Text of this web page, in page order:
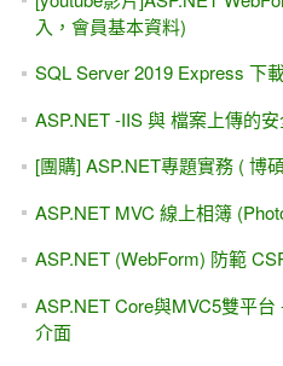
入，會員基本資料)
SQL Server 2019 Express 下
ASP.NET -IIS 與 檔案上傳的
[團購] ASP.NET專題實務 ( 博
ASP.NET MVC 線上相簿
ASP.NET (WebForm) 防範
ASP.NET Core與MVC5雙平
介面